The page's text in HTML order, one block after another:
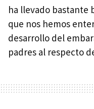
ha llevado bastante
que nos hemos
desarrollo del
padres al respecto